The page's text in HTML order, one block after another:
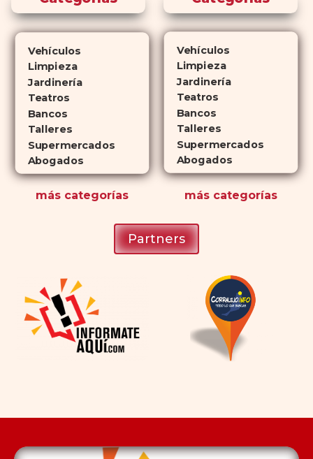
diferencia? El tiempo.comprar
Cialisejerce sus efectos hasta 4
veces más tiempo que Viagra, lo
atractiva para quienes no desean
planificar sus actividades
románticas con antelación.
Vehículos
Limpieza
Jardinería
Teatros
Bancos
Talleres
Supermercados
Abogados
más categorías
Vehículos
Limpieza
Jardinería
Teatros
Bancos
Talleres
Supermercados
Abogados
máscategorías
Partners